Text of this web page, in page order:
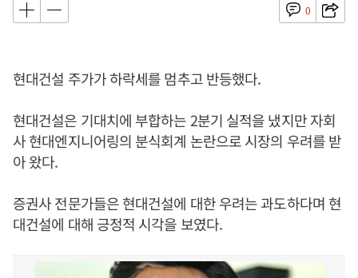
0
현대건설 주가가 하락세를 멈추고 반등했다.
현대건설은 기대치에 부합하는 2분기 실적을 냈지만 자회
사 현대엔지니어링의 분식회계 논란으로 시장의 우려를 받
아 왔다.
증권사 전문가들은 현대건설에 대한 우려는 과도하다며 현
대건설에 대해 긍정적 시각을 보였다.